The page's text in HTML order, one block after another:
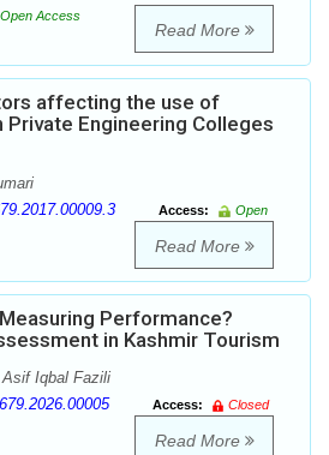
Open Access
Read More
affecting the use of
Private Engineering Colleges
Access:
Open
Read More
Performance?
in Kashmir Tourism
Iqbal Fazili
Access:
Closed
Read More